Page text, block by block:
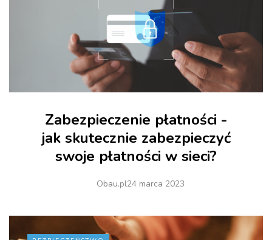
Zabezpieczenie płatności -
jak skutecznie zabezpieczyć
swoje płatności w sieci?
Obau.pl24 marca 2023